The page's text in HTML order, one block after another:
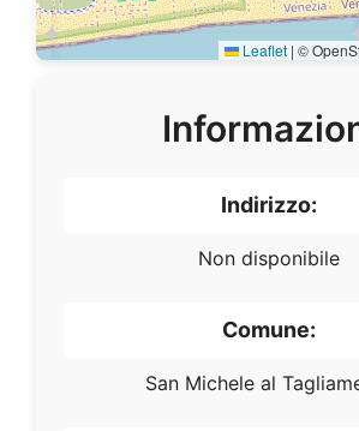
Leaflet | ©
Indirizzo:
Non disponibile
Comune:
San Michele al